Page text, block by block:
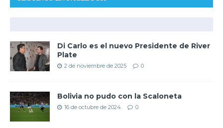
Di Carlo es el nuevo Presidente de River
Plate
2 de noviembre de 2025 0
Bolivia no pudo con la Scaloneta
16 de octubre de 2024 0